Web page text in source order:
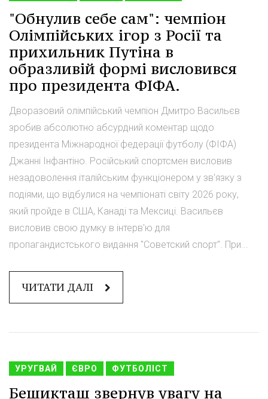
"Обнулив себе сам": чемпіон
Олімпійських ігор з Росії та
прихильник Путіна в
образливій формі висловився
про президента ФІФА.
Дворазовий олімпійський чемпіон Дмитро Васильєв
зробив абсолютно абсурдний коментар щодо
президента Міжнародної федерації футболу (ФІФА)
Джанні Інфантіно. Російський спортсмен висловив
незадоволення італійським функціонером у зв'язку з
подіями, що відбулися на чемпіонаті світу 2026 року,
який пройде в США, Канаді та Мексиці. Васильєв
висловив свою думку в інтерв'ю для
пропагандистського видання "Советский спорт". При...
ЧИТАТИ ДАЛІ
УРУГВАЙ ЄВРО ФУТБОЛІСТ
Бешикташ звернув увагу на